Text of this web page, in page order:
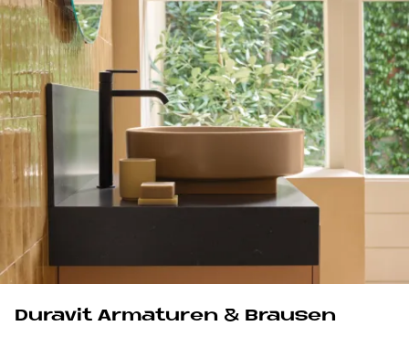
Du­ra­vit Ar­ma­tu­ren & Brau­sen